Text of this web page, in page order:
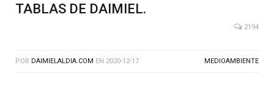
TABLAS DE DAIMIEL.
2194
POR DAIMIELALDIA.COM EN 2020-12-17 MEDIOAMBIENTE